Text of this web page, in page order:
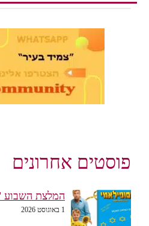
פוסטים אחרונים
המלצת השבוע
1 באוגוסט 2026